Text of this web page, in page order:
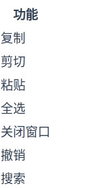
功能
复制
剪切
粘贴
全选
关闭窗口
撤销
搜索